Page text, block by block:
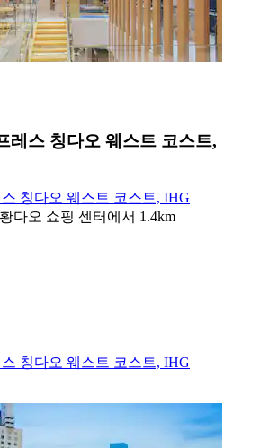
레스 칭다오 웨스트 코스트,
칭다오 웨스트 코스트, IHG
다오 쇼핑 센터에서 1.4km
칭다오 웨스트 코스트, IHG